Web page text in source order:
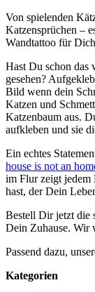
Von spielenden
Katzensprüchen –
Wandtattoo für
Hast Du schon das
gesehen?
Bild wenn dein
Katzen und
Katzenbaum aus.
aufkleben und sie
Ein echtes
house is not an
im Flur zeigt jedem
hast, der Dein
Bestell Dir jetzt die
Dein Zuhause. Wir
Passend dazu,
Kategorien